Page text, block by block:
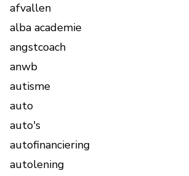
afvallen
alba academie
angstcoach
anwb
autisme
auto
auto's
autofinanciering
autolening